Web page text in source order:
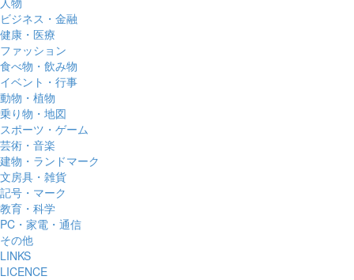
ビジネス・金融
健康・医療
ファッション
食べ物・飲み物
イベント・行事
動物・植物
乗り物・地図
スポーツ・ゲーム
芸術・音楽
建物・ランドマーク
文房具・雑貨
記号・マーク
教育・科学
PC・家電・通信
その他
LINKS
LICENCE